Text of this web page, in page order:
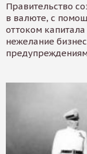
Правительство
в валюте, с
оттоком
нежелание